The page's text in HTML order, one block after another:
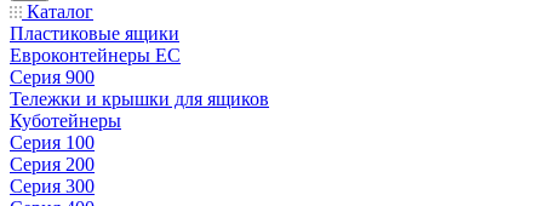
Каталог
Пластиковые ящики
Евроконтейнеры ЕС
Серия 900
Тележки и крышки для ящиков
Куботейнеры
Серия 100
Серия 200
Серия 300